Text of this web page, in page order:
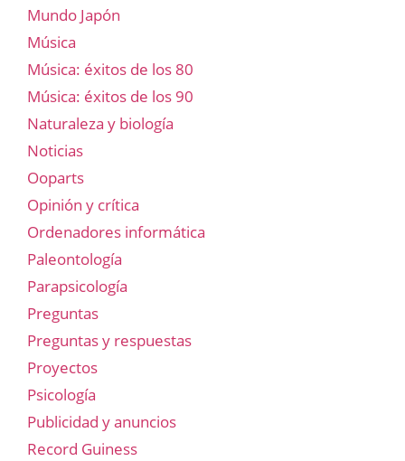
Mundo Japón
Música
Música: éxitos de los 80
Música: éxitos de los 90
Naturaleza y biología
Noticias
Ooparts
Opinión y crítica
Ordenadores informática
Paleontología
Parapsicología
Preguntas
Preguntas y respuestas
Proyectos
Psicología
Publicidad y anuncios
Record Guiness